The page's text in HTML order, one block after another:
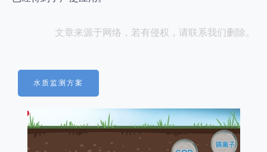
文章来源于网络，若有侵权，请联系我们删除。
水质监测方案